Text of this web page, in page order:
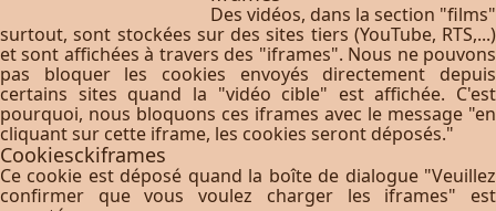
Des vidéos, dans la section "films"
surtout, sont stockées sur des sites tiers (YouTube, RTS,...)
et sont affichées à travers des "iframes". Nous ne pouvons
pas bloquer les cookies envoyés directement depuis
certains sites quand la "vidéo cible" est affichée. C'est
pourquoi, nous bloquons ces iframes avec le message "en
cliquant sur cette iframe, les cookies seront déposés."
Cookiesckiframes
Ce cookie est déposé quand la boîte de dialogue "Veuillez
confirmer que vous voulez charger les iframes" est